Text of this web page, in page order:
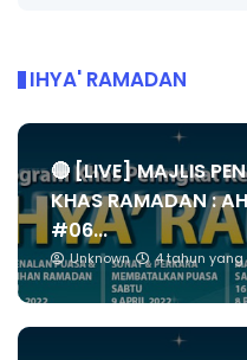
IHYA' RAMADAN
🔴 [LIVE] MAJLIS
KHAS RAMADAN :
#06...
Unknown 4 tahun yang